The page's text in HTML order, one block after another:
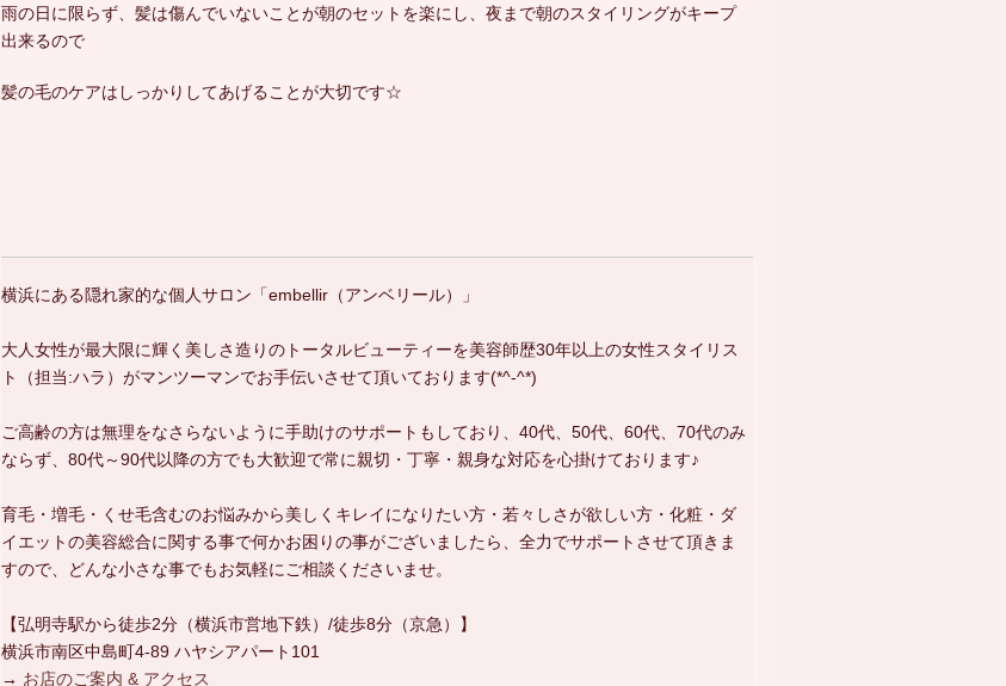
雨の日に限らず、髪は傷んでいないことが朝のセットを楽にし、夜まで朝のスタイリングがキープ
出来るので
髪の毛のケアはしっかりしてあげることが大切です☆
横浜にある隠れ家的な個人サロン「embellir（アンベリール）」
大人女性が最大限に輝く美しさ造りのトータルビューティーを美容師歴30年以上の女性スタイリス
ト（担当:ハラ）がマンツーマンでお手伝いさせて頂いております(*^-^*)
ご高齢の方は無理をなさらないように手助けのサポートもしており、40代、50代、60代、70代のみ
ならず、80代～90代以降の方でも大歓迎で常に親切・丁寧・親身な対応を心掛けております♪
育毛・増毛・くせ毛含むのお悩みから美しくキレイになりたい方・若々しさが欲しい方・化粧・ダ
イエットの美容総合に関する事で何かお困りの事がございましたら、全力でサポートさせて頂きま
すので、どんな小さな事でもお気軽にご相談くださいませ。
【弘明寺駅から徒歩2分（横浜市営地下鉄）/徒歩8分（京急）】
横浜市南区中島町4-89 ハヤシアパート101
→ お店のご案内 & アクセス